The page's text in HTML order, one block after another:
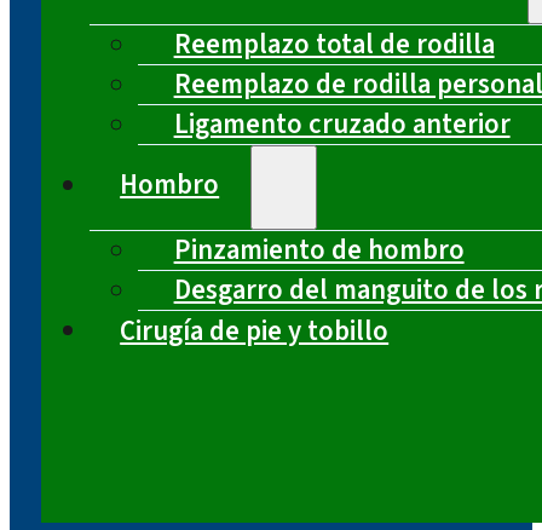
Reemplazo total de rodilla
Reemplazo de rodilla
Ligamento cruzado anterior
Hombro
Pinzamiento de hombro
Desgarro del manguito de los
Cirugía de pie y tobillo